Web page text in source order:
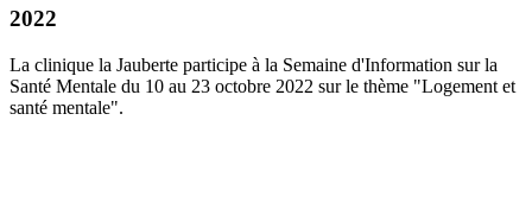
2022
La clinique la Jauberte participe à la Semaine d'Information sur la
Santé Mentale du 10 au 23 octobre 2022 sur le thème "Logement et
santé mentale".